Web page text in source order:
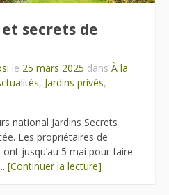
secrets de
le 25 mars 2025 dans À la
, Jardins privés,
national Jardins Secrets
Les propriétaires de
jusqu’au 5 mai pour faire
[Continuer la lecture]